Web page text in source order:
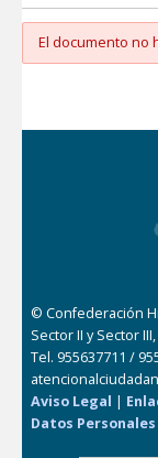
El documento no
© Confederación
Sector II y Sector
Tel. 955637711 /
Aviso Legal |
Datos Personales